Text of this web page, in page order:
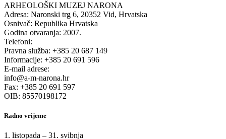
ARHEOLOŠKI MUZEJ NARONA
Adresa: Naronski trg 6, 20352 Vid, Hrvatska
Osnivač: Republika Hrvatska
Godina otvaranja: 2007.
Telefoni:
Pravna služba: +385 20 687 149
Informacije: +385 20 691 596
E-mail adrese:
info@a-m-narona.hr
Fax: +385 20 691 597
OIB: 85570198172
Radno vrijeme
1. listopada – 31. svibnja